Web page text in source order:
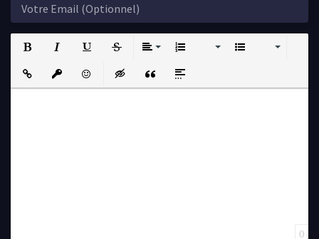
Insert LinkInsert protected link
EmoticonsInsert hidden text
Insert QuoteInsert spoiler
0